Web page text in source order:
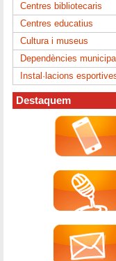
Centres bibliotecaris
Centres educatius
Cultura i museus
Dependències
Instal·lacions
Destaquem